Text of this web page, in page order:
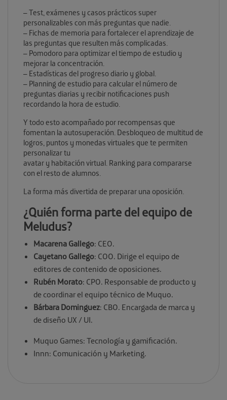
– Test, exámenes y casos prácticos super
personalizables con más preguntas que nadie.
– Fichas de memoria para fortalecer el aprendizaje de
las preguntas que resulten más complicadas.
– Pomodoro para optimizar el tiempo de estudio y
mejorar la concentración.
– Estadísticas del progreso diario y global.
– Planning de estudio para calcular el número de
preguntas diarias y recibir notificaciones push
recordando la hora de estudio.
Y todo esto acompañado por recompensas que
fomentan la autosuperación. Desbloqueo de multitud de
logros, puntos y monedas virtuales que te permiten
personalizar tu
avatar y habitación virtual. Ranking para compararse
con el resto de alumnos.
La forma más divertida de preparar una oposición.
¿Quién forma parte del equipo de
Meludus?
Macarena Gallego: CEO.
Cayetano Gallego: COO. Dirige el equipo de
editores de contenido de oposiciones.
Rubén Morato: CPO. Responsable de producto y
de coordinar el equipo técnico de Muquo.
Bárbara Dominguez: CBO. Encargada de marca y
de diseño UX / UI.
Muquo Games: Tecnología y gamificación.
Innn: Comunicación y Marketing.